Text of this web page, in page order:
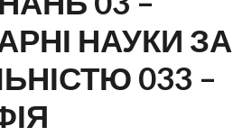
НАУКИ ЗА
033 –